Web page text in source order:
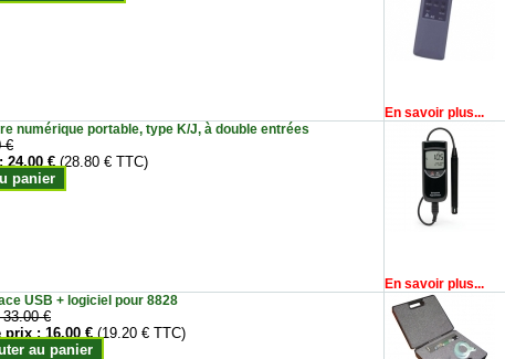
En savoir plus...
numérique portable, type K/J, à double entrées
€
:24.00 € (28.80 € TTC)
panier
En savoir plus...
USB + logiciel pour 8828
33.00 €
prix :16.00 € (19.20 € TTC)
au panier